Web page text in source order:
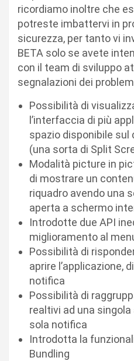
ricordiamo inoltre che
potreste imbattervi in
sicurezza, per tanto vi
BETA solo se avete
con il team di sviluppo
segnalazioni dei
Possibilità di
l’interfaccia di più
spazio disponibile sul
(una sorta di Split
Modalità picture in
di mostrare un
riquadro avendo una
aperta a schermo
Introdotte due API
miglioramento al
Possibilità di
aprire l’applicazione,
notifica
Possibilità di
realtivi ad una
sola notifica
Introdotta la
Bundling